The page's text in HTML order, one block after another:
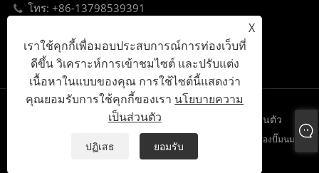
โทร: +86-13798539391
Add: ถนน Fuyong เขตเป่าอัน เซินเจิ้น จีน
Sitemap RSS XML นโยบายความเป็นส่วนตัว
ลิขสิทธิ์© 2023 เซินเจิ้น Junyi Technology Co.,Ltd. - กำจัดขน, เครื่องปั๊มนม,
สกินแคร์ - สงวนลิขสิทธิ์
X
เราใช้คุกกี้เพื่อมอบประสบการณ์การท่องเว็บที่
ดีขึ้น วิเคราะห์การเข้าชมไซต์ และปรับแต่ง
เนื้อหาในแบบของคุณ การใช้ไซต์นี้แสดงว่า
คุณยอมรับการใช้คุกกี้ของเรา นโยบายความ
เป็นส่วนตัว
ปฏิเสธ ยอมรับ